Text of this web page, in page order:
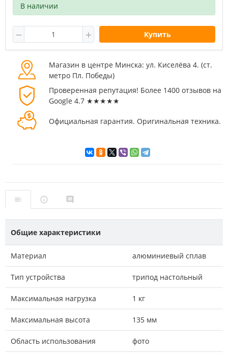
В наличии
Купить
Магазин в центре Минска: ул. Киселёва 4. (cт.
метро Пл. Победы)
Проверенная репутация! Более 1400 отзывов на
Google 4.7 ★★★★★
Официальная гарантия. Оригинальная техника.
Общие характеристики
Материал алюминиевый сплав
Тип устройства трипод настольный
Максимальная нагрузка 1 кг
Максимальная высота 135 мм
Область использования фото